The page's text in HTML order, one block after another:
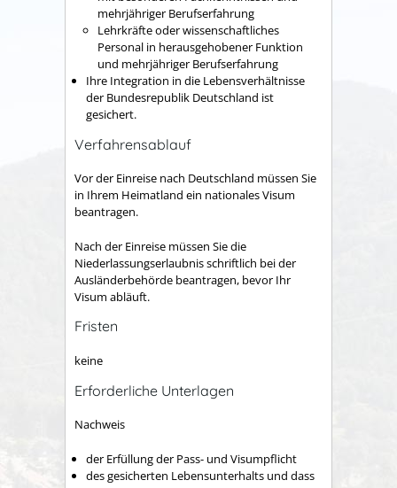
mehrjähriger Berufserfahrung
Lehrkräfte oder wissenschaftliches
Personal in herausgehobener Funktion
und mehrjähriger Berufserfahrung
Ihre Integration in die Lebensverhältnisse
der Bundesrepublik Deutschland ist
gesichert.
Verfahrensablauf
Vor der Einreise nach Deutschland müssen Sie
in Ihrem Heimatland ein nationales Visum
beantragen.
Nach der Einreise müssen Sie die
Niederlassungserlaubnis schriftlich bei der
Ausländerbehörde beantragen, bevor Ihr
Visum abläuft.
Fristen
keine
Erforderliche Unterlagen
Nachweis
der Erfüllung der Pass- und Visumpflicht
des gesicherten Lebensunterhalts und dass